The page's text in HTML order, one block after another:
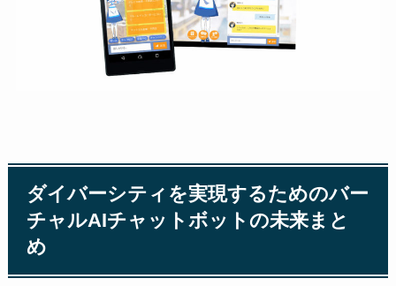
ダイバーシティを実現するためのバー
チャルAIチャットボットの未来まと
め